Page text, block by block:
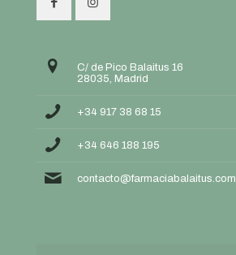
C/ de Pico Balaitus 16
28035, Madrid
+34 917 38 68 15
+34 646 188 195
contacto@farmaciabalaitus.com